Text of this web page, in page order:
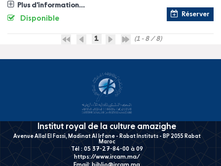
Plus d'information...
Réserver
Disponible
1 (1 - 8 / 8)
Institut royal de la culture amazighe
Avenue Allal El Fassi, Madinat Al Irfane - Rabat Instituts - BP 2055 Rabat
Maroc
Tél : 05 37-27-84-00 à 09
https://www.ircam.ma/